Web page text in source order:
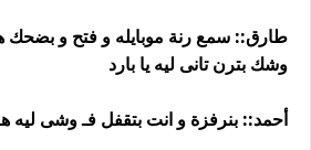
طارق:: سمع رنة موبايله و فتح و بضحك
وشك بترن تانى ليه يا بارد
أحمد:: بنرفزة و انت بتقفل فـ وشى ليه